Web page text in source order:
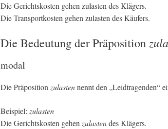
Die Gerichtskosten gehen zulasten des Klägers.
Die Transportkosten gehen zulasten des Käufers.
Die Bedeutung der Präposition
modal
Die Präpositionzulastennennt den „Leidtragenden“
Beispiel: zulasten
Die Gerichtskosten gehenzulastendes Klägers.